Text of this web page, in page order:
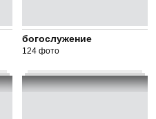
богослужение
124 фото